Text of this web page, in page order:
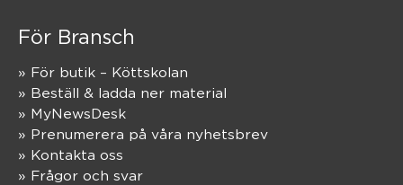
För Bransch
» För butik – Köttskolan
» Beställ & ladda ner material
» MyNewsDesk
» Prenumerera på våra nyhetsbrev
» Kontakta oss
» Frågor och svar